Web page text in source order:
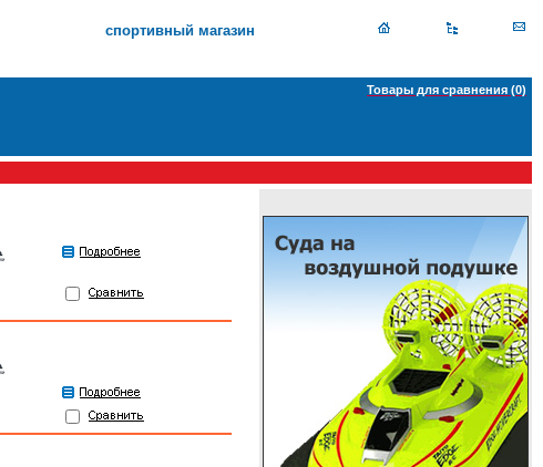
спортивный магазин
Товары для сравнения (0)